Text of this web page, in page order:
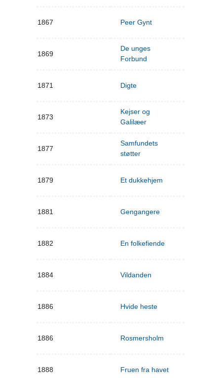
1867 Peer Gynt
1869
De unges
Forbund
1871 Digte
1873
Kejser og
Galilæer
1877
Samfundets
støtter
1879 Et dukkehjem
1881 Gengangere
1882 En folkefiende
1884 Vildanden
1886 Hvide heste
1886 Rosmersholm
1888 Fruen fra havet